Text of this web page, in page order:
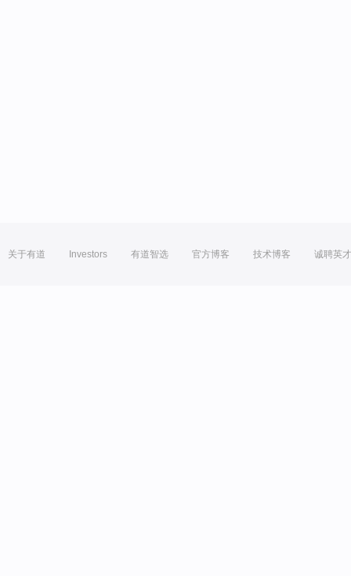
关于有道 Investors 有道智选 官方博客 技术博客 诚聘英才